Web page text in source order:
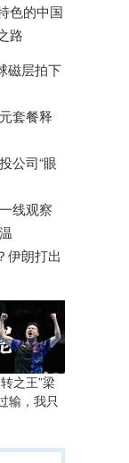
色的中国
路
磁层拍下
套餐释
公司“眼
线观察
伊朗打出
之王”梁
输，我只